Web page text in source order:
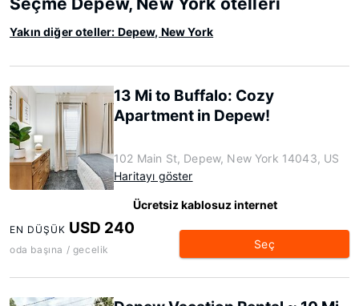
Yakın diğer oteller: Depew, New York
13 Mi to Buffalo: Cozy
Apartment in Depew!
102 Main St, Depew, New York 14043, US
Haritayı göster
Ücretsiz kablosuz internet
EN DÜŞÜK USD 240
oda başına / gecelik Seç